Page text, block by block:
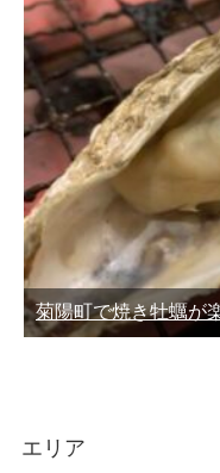
菊陽町で焼き牡蠣が
エリア